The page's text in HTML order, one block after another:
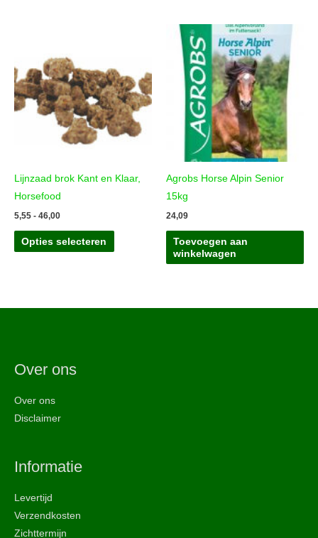
Lijnzaad brok Kant en Klaar,
Horsefood
5,55 - 46,00Prijsklasse:
tot
Opties selecteren
Dit
product
Agrobs Horse Alpin Senior
15kg
24,09
Toevoegen aan
winkelwagen
Over ons
Over ons
Disclaimer
Informatie
Levertijd
Verzendkosten
Zichttermijn